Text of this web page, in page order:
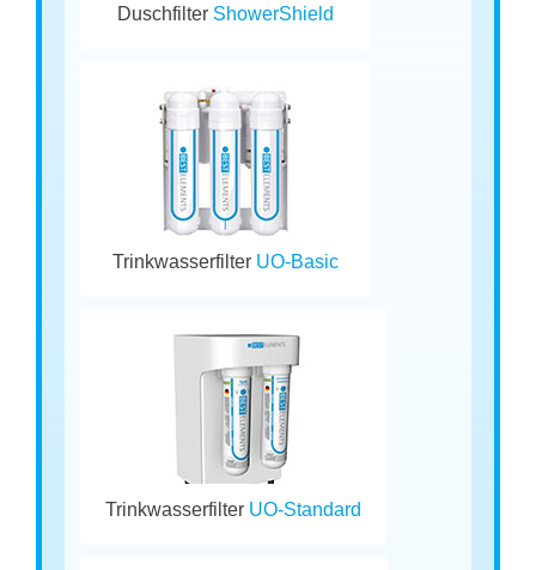
Duschfilter ShowerShield
Trinkwasserfilter UO-Basic
Trinkwasserfilter UO-Standard